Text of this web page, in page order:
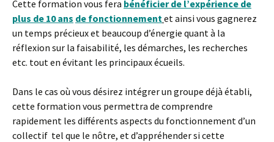
Cette formation vous fera bénéficier de l’expérience de
plus de 10 ans de fonctionnementet ainsi vous gagnerez
un temps précieux et beaucoup d’énergie quant à la
réflexion sur la faisabilité, les démarches, les recherches
etc. tout en évitant les principaux écueils.
Dans le cas où vous désirez intégrer un groupe déjà établi,
cette formation vous permettra de comprendre
rapidement les différents aspects du fonctionnement d’un
collectif tel que le nôtre, et d’appréhender si cette